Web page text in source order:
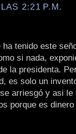
2:21 P.M.
tenido este
si nada,
la presidenta.
es solo un
arriesgó y asi le
porque es